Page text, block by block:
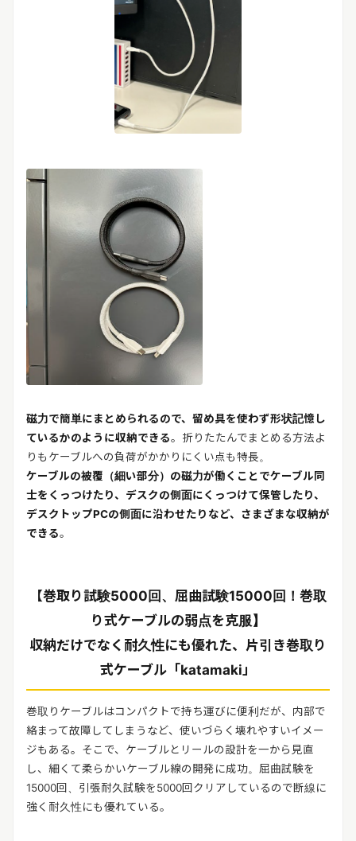
磁力で簡単にまとめられるので、留め具を使わず形状記憶し
ているかのように収納できる。折りたたんでまとめる方法よ
りもケーブルへの負荷がかかりにくい点も特長。
ケーブルの被覆（細い部分）の磁力が働くことでケーブル同
士をくっつけたり、デスクの側面にくっつけて保管したり、
デスクトップPCの側面に沿わせたりなど、さまざまな収納が
できる。
【巻取り試験5000回、屈曲試験15000回！巻取
り式ケーブルの弱点を克服】
収納だけでなく耐久性にも優れた、片引き巻取り
式ケーブル「katamaki」
巻取りケーブルはコンパクトで持ち運びに便利だが、内部で
絡まって故障してしまうなど、使いづらく壊れやすいイメー
ジもある。そこで、ケーブルとリールの設計を一から見直
し、細くて柔らかいケーブル線の開発に成功。屈曲試験を
15000回、引張耐久試験を5000回クリアしているので断線に
強く耐久性にも優れている。